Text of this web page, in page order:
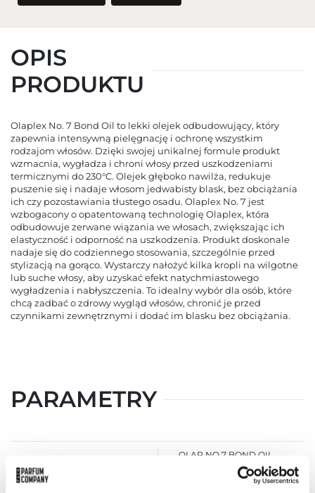
OPIS
PRODUKTU
Olaplex No. 7 Bond Oil to lekki olejek odbudowujący, który
zapewnia intensywną pielęgnację i ochronę wszystkim
rodzajom włosów. Dzięki swojej unikalnej formule produkt
wzmacnia, wygładza i chroni włosy przed uszkodzeniami
termicznymi do 230°C. Olejek głęboko nawilża, redukuje
puszenie się i nadaje włosom jedwabisty blask, bez obciążania
ich czy pozostawiania tłustego osadu. Olaplex No. 7 jest
wzbogacony o opatentowaną technologię Olaplex, która
odbudowuje zerwane wiązania we włosach, zwiększając ich
elastyczność i odporność na uszkodzenia. Produkt doskonale
nadaje się do codziennego stosowania, szczególnie przed
stylizacją na gorąco. Wystarczy nałożyć kilka kropli na wilgotne
lub suche włosy, aby uzyskać efekt natychmiastowego
wygładzenia i nabłyszczenia. To idealny wybór dla osób, które
chcą zadbać o zdrowy wygląd włosów, chronić je przed
czynnikami zewnętrznymi i dodać im blasku bez obciążania.
PARAMETRY
OLAP NO 7 BOND OIL